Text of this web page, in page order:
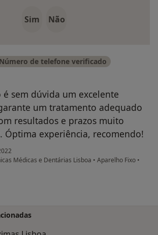
Sim Não
Número de telefone verificado
é sem dúvida um excelente
um tratamento adequado
resultados e prazos muito
Óptima experiência, recomendo!
Médicas e Dentárias Lisboa • Aparelho Fixo •
Leocadia